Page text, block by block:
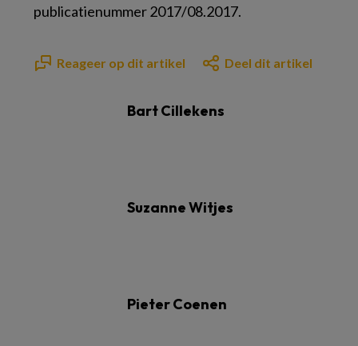
publicatienummer 2017/08.2017.
Reageer op dit artikel Deel dit artikel
Bart Cillekens
Suzanne Witjes
Pieter Coenen